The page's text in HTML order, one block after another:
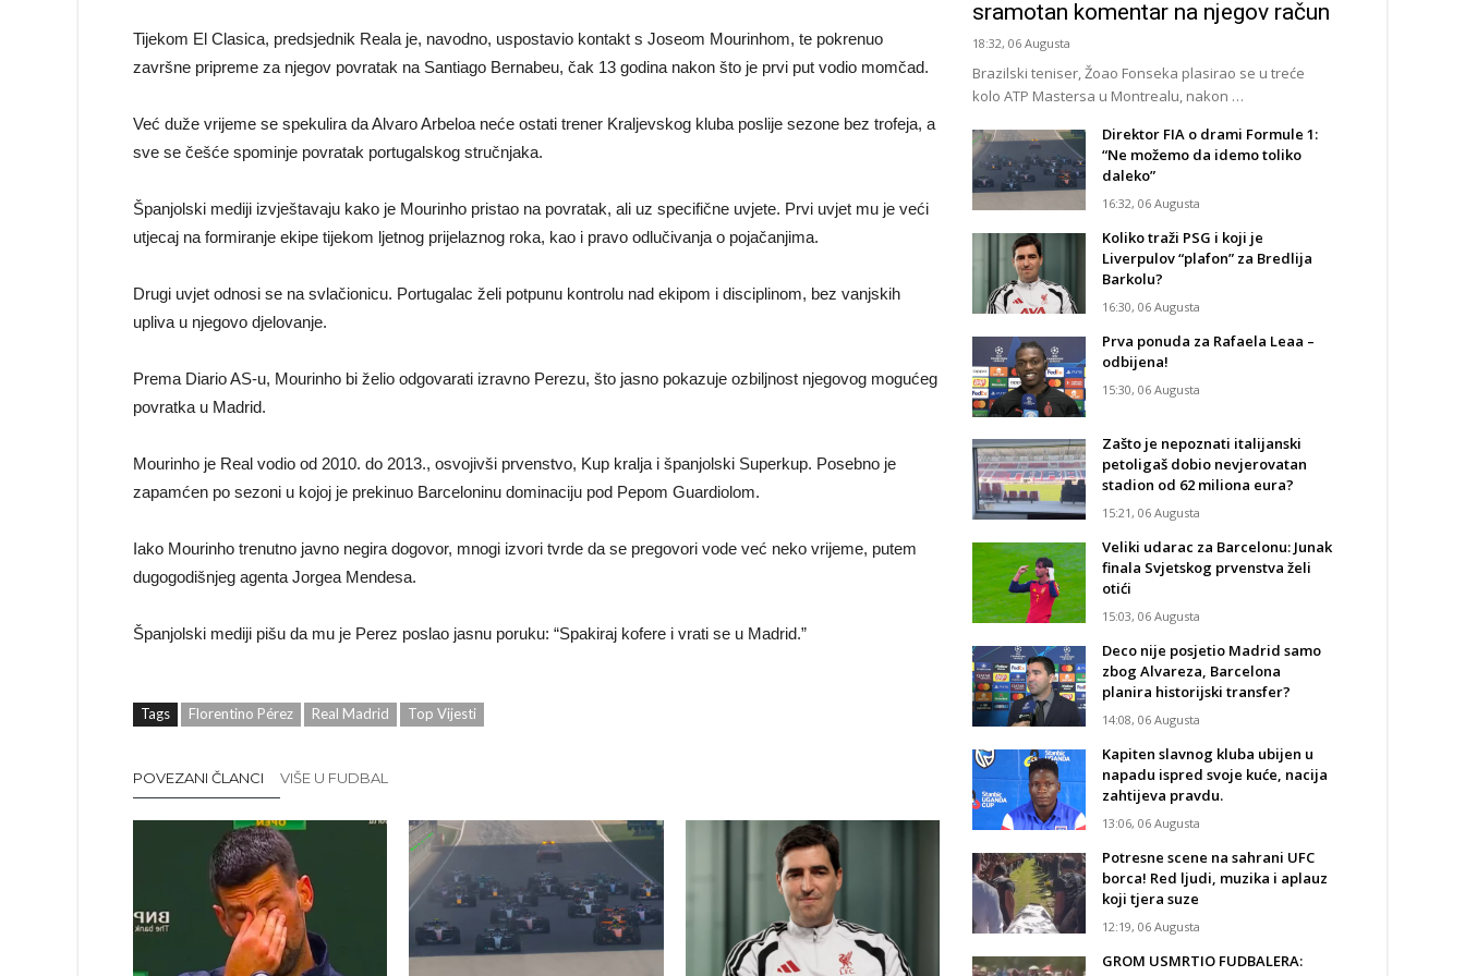
Tijekom El Clasica, predsjednik Reala je, navodno, uspostavio kontakt s Joseom Mourinhom, te pokrenuo
završne pripreme za njegov povratak na Santiago Bernabeu, čak 13 godina nakon što je prvi put vodio momčad.
Već duže vrijeme se spekulira da Alvaro Arbeloa neće ostati trener Kraljevskog kluba poslije sezone bez trofeja, a
sve se češće spominje povratak portugalskog stručnjaka.
Španjolski mediji izvještavaju kako je Mourinho pristao na povratak, ali uz specifične uvjete. Prvi uvjet mu je veći
utjecaj na formiranje ekipe tijekom ljetnog prijelaznog roka, kao i pravo odlučivanja o pojačanjima.
Drugi uvjet odnosi se na svlačionicu. Portugalac želi potpunu kontrolu nad ekipom i disciplinom, bez vanjskih
upliva u njegovo djelovanje.
Prema Diario AS-u, Mourinho bi želio odgovarati izravno Perezu, što jasno pokazuje ozbiljnost njegovog mogućeg
povratka u Madrid.
Mourinho je Real vodio od 2010. do 2013., osvojivši prvenstvo, Kup kralja i španjolski Superkup. Posebno je
zapamćen po sezoni u kojoj je prekinuo Barceloninu dominaciju pod Pepom Guardiolom.
Iako Mourinho trenutno javno negira dogovor, mnogi izvori tvrde da se pregovori vode već neko vrijeme, putem
dugogodišnjeg agenta Jorgea Mendesa.
Španjolski mediji pišu da mu je Perez poslao jasnu poruku: “Spakiraj kofere i vrati se u Madrid.”
Tags Florentino Pérez Real Madrid Top Vijesti
POVEZANI ČLANCI VIŠE U FUDBAL
sramotan komentar na njegov račun
18:32, 06 Augusta
Brazilski teniser, Žoao Fonseka plasirao se u treće
kolo ATP Mastersa u Montrealu, nakon …
Direktor FIA o drami Formule 1:
“Ne možemo da idemo toliko
daleko”
16:32, 06 Augusta
Koliko traži PSG i koji je
Liverpulov “plafon” za Bredlija
Barkolu?
16:30, 06 Augusta
Prva ponuda za Rafaela Leaa –
odbijena!
15:30, 06 Augusta
Zašto je nepoznati italijanski
petoligaš dobio nevjerovatan
stadion od 62 miliona eura?
15:21, 06 Augusta
Veliki udarac za Barcelonu: Junak
finala Svjetskog prvenstva želi
otići
15:03, 06 Augusta
Deco nije posjetio Madrid samo
zbog Alvareza, Barcelona
planira historijski transfer?
14:08, 06 Augusta
Kapiten slavnog kluba ubijen u
napadu ispred svoje kuće, nacija
zahtijeva pravdu.
13:06, 06 Augusta
Potresne scene na sahrani UFC
borca! Red ljudi, muzika i aplauz
koji tjera suze
12:19, 06 Augusta
GROM USMRTIO FUDBALERA: